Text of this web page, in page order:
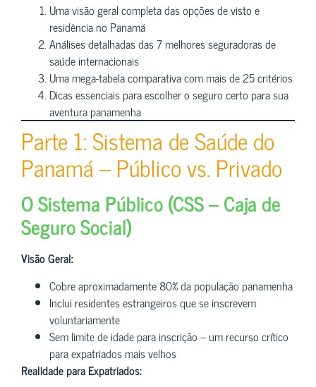
Uma visão geral completa das opções de visto e
residência no Panamá
Análises detalhadas das 7 melhores seguradoras de
saúde internacionais
Uma mega-tabela comparativa com mais de 25 critérios
Dicas essenciais para escolher o seguro certo para sua
aventura panamenha
Parte 1: Sistema de Saúde do
Panamá – Público vs. Privado
O Sistema Público (CSS – Caja de
Seguro Social)
Visão Geral:
Cobre aproximadamente 80% da população panamenha
Inclui residentes estrangeiros que se inscrevem
voluntariamente
Sem limite de idade para inscrição – um recurso crítico
para expatriados mais velhos
Realidade para Expatriados: